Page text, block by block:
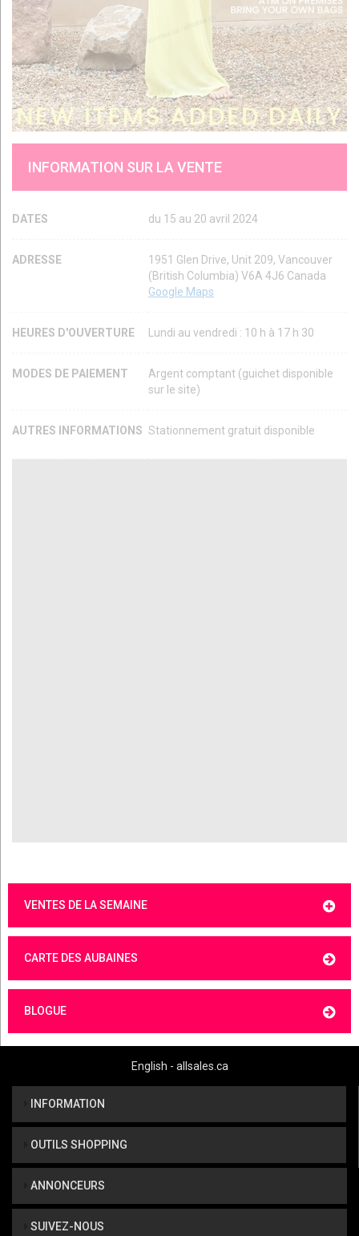
INFORMATION SUR LA VENTE
DATES du 15 au 20 avril 2024
ADRESSE
1951 Glen Drive, Unit 209, Vancouver
(British Columbia) V6A 4J6 Canada
Google Maps
HEURES D'OUVERTURE Lundi au vendredi : 10 h à 17 h 30
MODES DE PAIEMENT
Argent comptant (guichet disponible
sur le site)
AUTRES INFORMATIONS Stationnement gratuit disponible
VENTES DE LA SEMAINE
CARTE DES AUBAINES
BLOGUE
English - allsales.ca
INFORMATION
OUTILS SHOPPING
ANNONCEURS
SUIVEZ-NOUS